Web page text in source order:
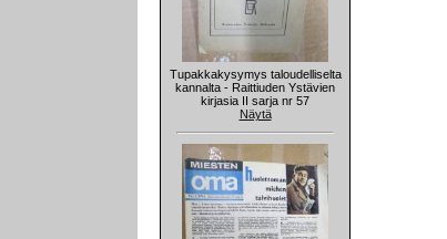
Tupakkakysymys taloudelliselta
kannalta - Raittiuden Ystävien
kirjasia II sarja nr 57
Näytä